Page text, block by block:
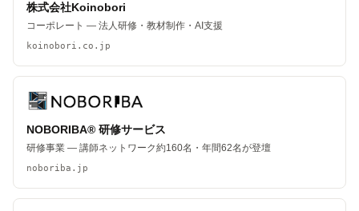
株式会社Koinobori
コーポレート — 法人研修・教材制作・AI支援
koinobori.co.jp
NOBORIBA® 研修サービス
研修事業 — 講師ネットワーク約160名・年間62名が登壇
noboriba.jp